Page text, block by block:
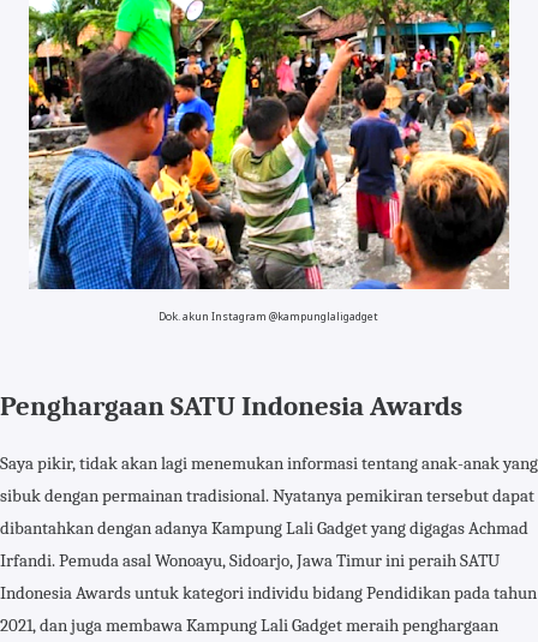
Dok. akun Instagram @kampunglaligadget
Penghargaan SATU Indonesia Awards
Saya pikir, tidak akan lagi menemukan informasi tentang anak-anak yang
sibuk dengan permainan tradisional. Nyatanya pemikiran tersebut dapat
dibantahkan dengan adanya Kampung Lali Gadget yang digagas Achmad
Irfandi. Pemuda asal Wonoayu, Sidoarjo, Jawa Timur ini peraih SATU
Indonesia Awards untuk kategori individu bidang Pendidikan pada tahun
2021, dan juga membawa Kampung Lali Gadget meraih penghargaan